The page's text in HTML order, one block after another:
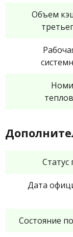
Объем
Статус
Дата
Состояние